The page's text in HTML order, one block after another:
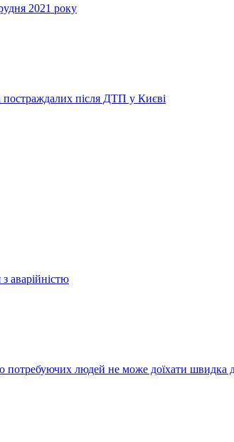
2021 року
після ДТП у Києві
аварійністю
потребуючих людей не може доїхати швидка